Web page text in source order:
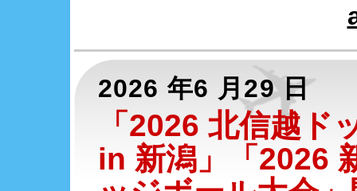
2026 年6 月29 日
「2026 北信越ド
in 新潟」「2026